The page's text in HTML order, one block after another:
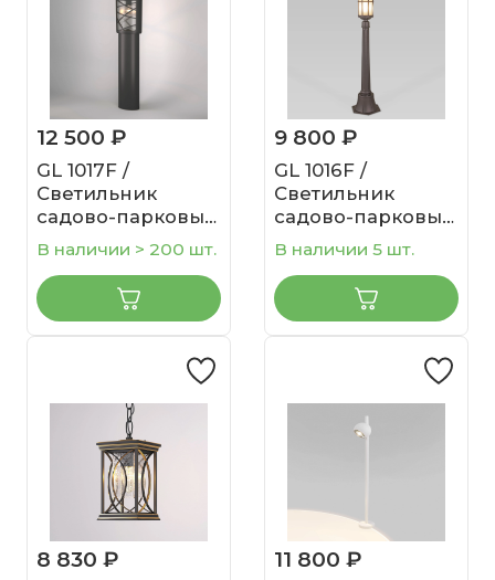
12 500 ₽
GL 1017F /
Светильник
садово-парковый
Premier F черный
В наличии > 200 шт.
9 800 ₽
GL 1016F /
Светильник
садово-парковый
Lepus F кофейное
золото (GL 1016F)
В наличии 5 шт.
8 830 ₽ 11 800 ₽